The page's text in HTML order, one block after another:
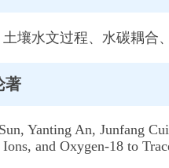
壤水文过程、水碳耦合
著
Yanting An, Junfang
Ions, and Oxygen-18 to